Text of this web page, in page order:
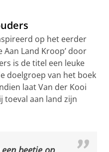
op het eerder
Aan Land Kroop’ door
is de titel een leuke
doelgroep van het boek
laat Van der Kooi
toeval aan land zijn